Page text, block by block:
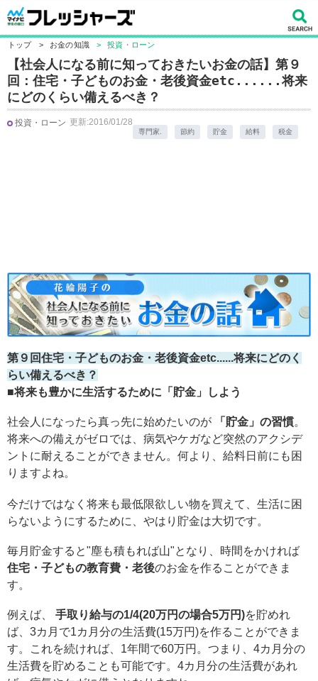
トップ > お金の知識 > 投資・ローン
【社会人になる前に知っておきたいお金の話】第９
回：住宅・子どものお金・老後資金etc......将来
にどのくらい備えるべき？
投資・ローン 更新:2016/01/28
専門家. 節約 貯金 給料 税金
第９回住宅・子どものお金・老後資金etc......将来にどのく
らい備えるべき？
■将来も豊かに生活するために「貯金」しよう
社会人になったら真っ先に始めたいのが 「貯金」の習慣。
将来への備えがゼロでは、病気やケガなど突然のアクシデ
ントに耐えることができません。何より、給料日前にも困
りますよね。
今だけではなく将来も最低限欲しい物を買えて、生活に困
らないようにするために、やはり貯金は大切です。
毎月貯金すると"塵も積もれば山"となり、時間をかければ
住宅・子どもの教育費・老後のお金を作ることができま
す。
例えば、 手取り給与の1/4(20万円の場合5万円)を貯めれ
ば、3カ月で1カ月分の生活費(15万円)を作ることができま
す。これを続ければ、1年間で60万円。つまり、4カ月分の
生活費を貯めることも可能です。4カ月分の生活費があれ